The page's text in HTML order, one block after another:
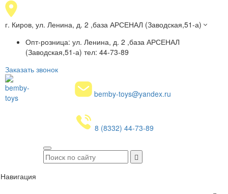
г. Киров, ул. Ленина, д. 2 ,база АРСЕНАЛ (Заводская,51-а)
Опт-розница: ул. Ленина, д. 2 ,база АРСЕНАЛ
(Заводская,51-а) тел: 44-73-89
Заказать звонок
bemby-toys@yandex.ru
8 (8332) 44-73-89
Навигация